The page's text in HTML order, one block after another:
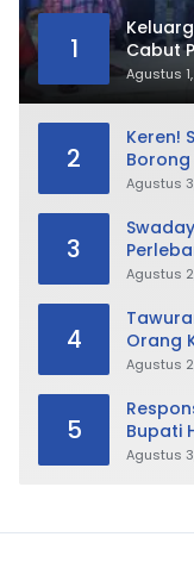
1
Cabut
Diminta
Agustus
2
Keren!
Borong
Sabet
Agustus
3
Tak
Agustus
4
Orang
Agustus
5
Bupati
Perda
Agustus